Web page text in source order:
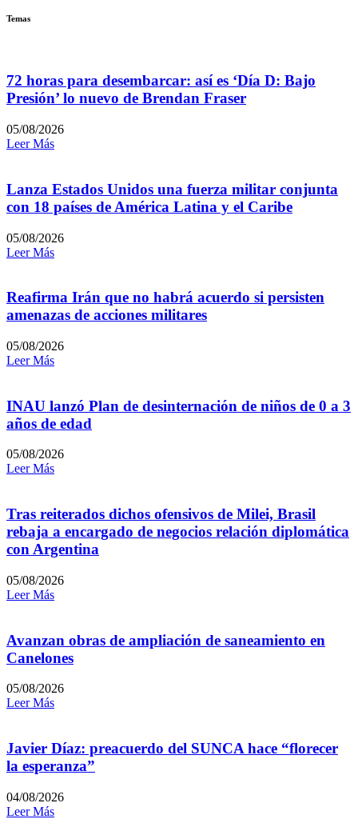
Temas
72 horas para desembarcar: así es ‘Día D: Bajo
Presión’ lo nuevo de Brendan Fraser
05/08/2026
Leer Más
Lanza Estados Unidos una fuerza militar conjunta
con 18 países de América Latina y el Caribe
05/08/2026
Leer Más
Reafirma Irán que no habrá acuerdo si persisten
amenazas de acciones militares
05/08/2026
Leer Más
INAU lanzó Plan de desinternación de niños de 0 a 3
años de edad
05/08/2026
Leer Más
Tras reiterados dichos ofensivos de Milei, Brasil
rebaja a encargado de negocios relación diplomática
con Argentina
05/08/2026
Leer Más
Avanzan obras de ampliación de saneamiento en
Canelones
05/08/2026
Leer Más
Javier Díaz: preacuerdo del SUNCA hace “florecer
la esperanza”
04/08/2026
Leer Más